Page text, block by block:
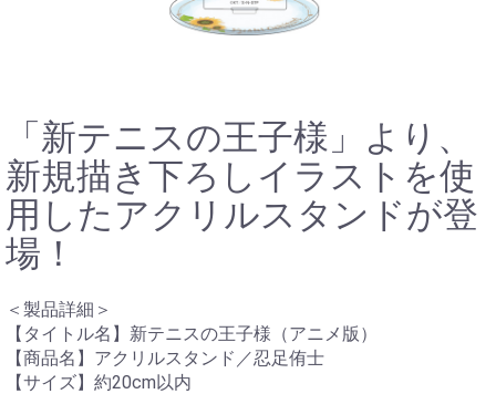
「新テニスの王子様」より、
新規描き下ろしイラストを使
用したアクリルスタンドが登
場！
＜製品詳細＞
【タイトル名】新テニスの王子様（アニメ版）
【商品名】アクリルスタンド／忍足侑士
【サイズ】約20cm以内